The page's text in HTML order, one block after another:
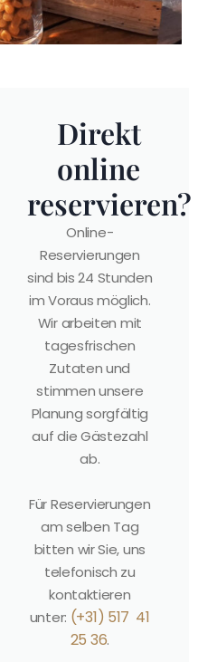
Direkt
online
reservieren?
Online-
Reservierungen
sind bis 24 Stunden
im Voraus möglich.
Wir arbeiten mit
tagesfrischen
Zutaten und
stimmen unsere
Planung sorgfältig
auf die Gästezahl
ab.
Für Reservierungen
am selben Tag
bitten wir Sie, uns
telefonisch zu
kontaktieren
unter: (+31) 517 41
25 36.